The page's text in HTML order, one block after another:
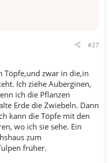
#27
Töpfe,und zwar in die,in
Ich ziehe Auberginen,
ich die Pflanzen
Erde die Zwiebeln. Dann
kann die Töpfe mit den
wo ich sie sehe. Ein
zum
früher.